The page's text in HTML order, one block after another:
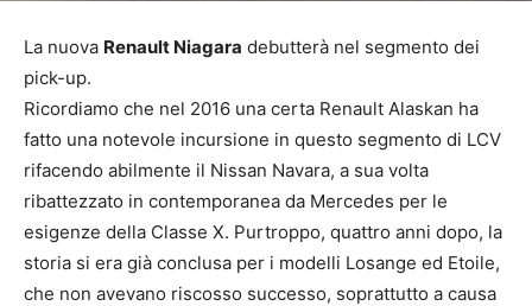
La nuova Renault Niagara debutterà nel segmento dei
pick-up.
Ricordiamo che nel 2016 una certa Renault Alaskan ha
fatto una notevole incursione in questo segmento di LCV
rifacendo abilmente il Nissan Navara, a sua volta
ribattezzato in contemporanea da Mercedes per le
esigenze della Classe X. Purtroppo, quattro anni dopo, la
storia si era già conclusa per i modelli Losange ed Etoile,
che non avevano riscosso successo, soprattutto a causa